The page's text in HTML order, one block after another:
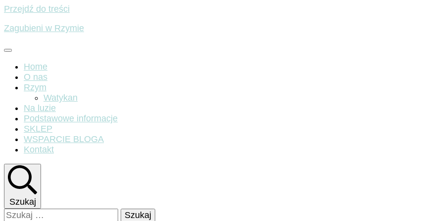
Przejdź do treści
Zagubieni w Rzymie
Home
O nas
Rzym
Watykan
Na luzie
Podstawowe informacje
SKLEP
WSPARCIE BLOGA
Kontakt
Szukaj
Szukaj: